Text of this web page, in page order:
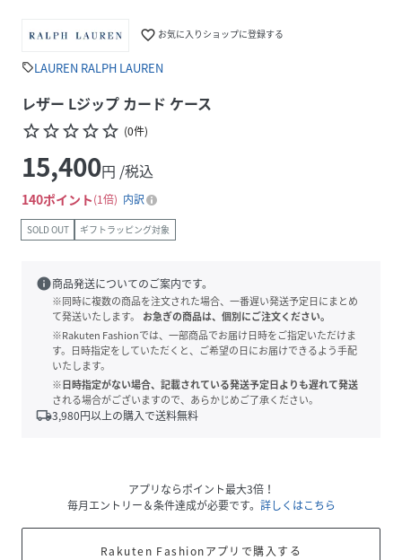
favorite_border お気に入りショップに登録する
sellLAUREN RALPH LAUREN
レザー Lジップ カード ケース
star_borderstar_borderstar_borderstar_borderstar_border (0件)
15,400円 /税込
140ポイント 1倍 内訳
SOLD OUT ギフトラッピング対象
info商品発送についてのご案内です。
※同時に複数の商品を注文された場合、一番遅い発送予定日にまとめ
て発送いたします。
お急ぎの商品は、個別にご注文ください。
※Rakuten Fashionでは、一部商品でお届け日時をご指定いただけま
す。日時指定をしていただくと、ご希望の日にお届けできるよう手配
いたします。
※日時指定がない場合、記載されている発送予定日よりも遅れて発送
される場合がございますので、あらかじめご了承ください。
local_shipping3,980円以上の購入で送料無料
アプリならポイント最大3倍！
毎月エントリー＆条件達成が必要です。 詳しくはこちら
Rakuten Fashionアプリで購入する